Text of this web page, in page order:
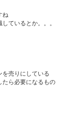
ね
ているとか。。。
売りにしている
ら必要になるもの